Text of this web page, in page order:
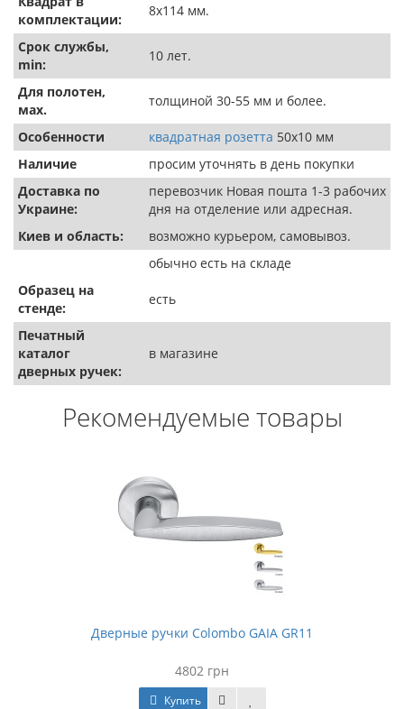
комплектации:
8х114 мм.
Срок службы,
min:
10 лет.
Для полотен,
мах.
толщиной 30-55 мм и более.
Особенности квадратная розетта 50х10 мм
Наличие
просим уточнять в день покупки
Доставка по
Украине:
перевозчик Новая пошта 1-3 рабочих
дня на отделение или адресная.
Киев и область:
возможно курьером, самовывоз.
обычно есть на складе
Образец на
стенде:
есть
Печатный
каталог
дверных ручек:
в магазине
Рекомендуемые товары
Дверные ручки Colombo GAIA GR11
4802 грн
Купить